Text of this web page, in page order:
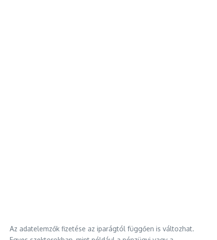
Az adatelemzők fizetése az iparágtól függően is változhat.